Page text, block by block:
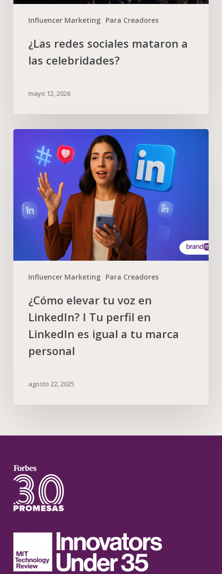
Influencer Marketing Para Creadores
¿Las redes sociales mataron a
las celebridades?
mayo 12, 2026
Influencer Marketing Para Creadores
¿Cómo elevar tu voz en
LinkedIn? I Tu perfil en
LinkedIn es igual a tu marca
personal
agosto 22, 2025